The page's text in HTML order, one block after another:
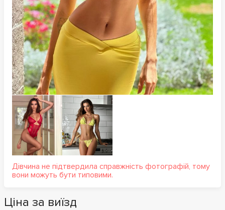
Дівчина не підтвердила справжність фотографій, тому
вони можуть бути типовими.
Ціна за виїзд